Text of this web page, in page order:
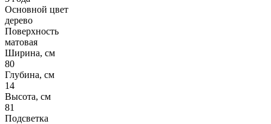
Основной цвет
дерево
Поверхность
матовая
Ширина, см
80
Глубина, см
14
Высота, см
81
Подсветка